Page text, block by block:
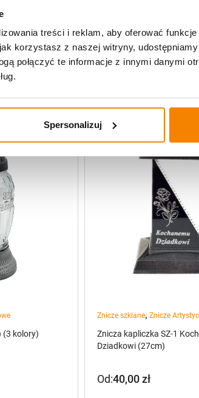
treści i reklam, aby oferować funkcje
korzystasz z naszej witryny,
połączyć te informacje z innymi danymi
Spersonalizuj
(3 kolory)
Znicze szklane, Znicze
Znicza kapliczka SZ-1
Dziadkowi (27cm)
Od:40,00zł